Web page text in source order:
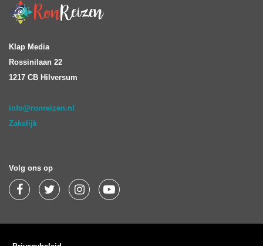
Klap Media
Rossinilaan 22
1217 CB Hilversum
info@ronreizen.nl
Zakelijk
Volg ons op